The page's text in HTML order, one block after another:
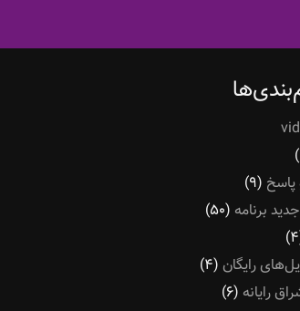
(۹)
برنامه (۵۰)
رایگان (۴)
رایانه (۶)